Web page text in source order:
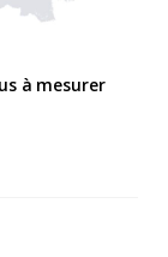
à mesurer